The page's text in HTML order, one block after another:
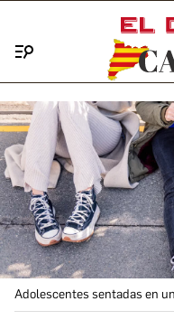
Adolescentes sentadas en